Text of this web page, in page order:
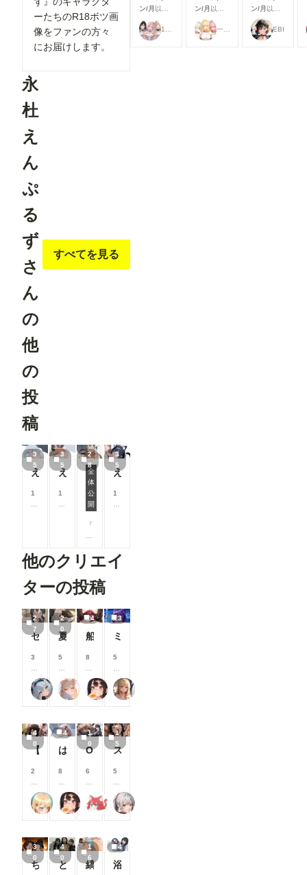
ーたちのR18ボツ画
像をファンの方々
にお届けします。
永
杜
え
ん
ぷ
る
ず
さ
ん
の
他
の
投
稿
すべてを見る
3
5
えんぷるずボツ集：2025-11-30
1
/
月
以
上
援
す
る
見
る
こ
と
が
き
ま
す
3
5
えんぷるずボツ集：2025-11-23
1
/
月
以
上
援
す
る
見
る
こ
と
が
き
ま
す
2
8
下着でラブラブコレクション
全
体
公
開
『
ぷ
る
ず
』
ヒ
ロ
イ
た
の
下
着
な
ラ
ブ
ラ
ン
で
3
5
えんぷるずボツ集：2025-11-16
1
/
月
援
す
る
見
る
こ
と
が
き
ま
す
他のクリエイ
ターの投稿
2
7
セーラーちゃんと先生 26-08-04
3
0
コ
イ
/
月
以
上
る
と
こ
と
が
炉巨猫@今日はこれでいいかな
2
0
夏休みに覚えたこと
5
0
コ
イ
/
月
以
上
る
と
こ
と
が
ailovepui
4
8
0
コ
イ
/
月
以
上
る
と
こ
と
が
闇の熊太郎
3
5
0
コ
イ
/
月
以
上
る
と
こ
と
が
4
0
【高坂麗奈】自分の部屋に彼氏を呼んで・・・
2
0
0
コ
イ
/
月
以
上
ふぅみん
4
8
0
0
コ
イ
/
月
以
上
闇の熊太郎
1
0
OLとエッチ
6
0
0
コ
/
月
以
上
shu_mohe_R18
1
5
スク水幸奈 やっぱりえっちな・・・ S-514
5
0
0
コ
イ
/
月
以
上
3
0
ちんちん見つけた！
4
0
とある女子大の仲良しグループの日常風景
1
6
縞パンと陰毛とか
4
ン/月 以上
支援すると
見ることが
できます
17時からはアイドル！
ン/月 以上
支援すると
見ることが
できます
一軍ギャルズ
ン/月 以上
支援すると
見ることが
できます
EBI